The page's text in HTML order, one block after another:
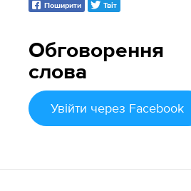
Обговорення
слова
Увійти через Facebook
Поширити Твіт